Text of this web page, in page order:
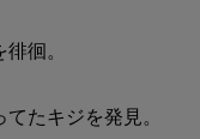
徊。
たキジを発見。